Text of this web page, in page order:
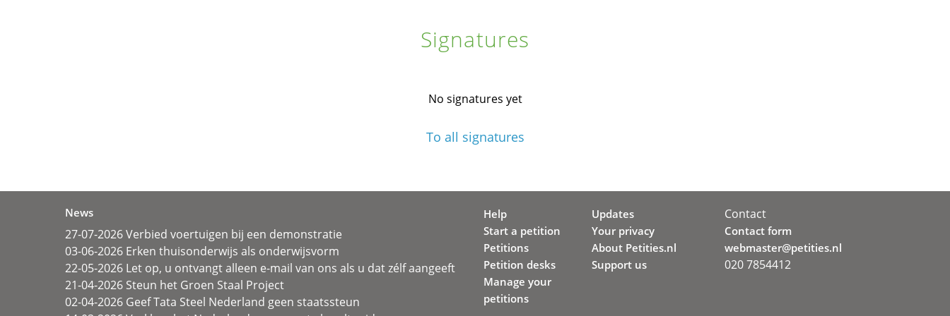
Signatures
No signatures yet
To all signatures
News
27-07-2026 Verbied voertuigen bij een demonstratie
03-06-2026 Erken thuisonderwijs als onderwijsvorm
22-05-2026 Let op, u ontvangt alleen e-mail van ons als u dat zélf aangeeft
21-04-2026 Steun het Groen Staal Project
02-04-2026 Geef Tata Steel Nederland geen staatssteun
Help
Start a petition
Petitions
Petition desks
Manage your
petitions
Updates
Your privacy
About Petities.nl
Support us
Contact
Contact form
webmaster@petities.nl
020 7854412